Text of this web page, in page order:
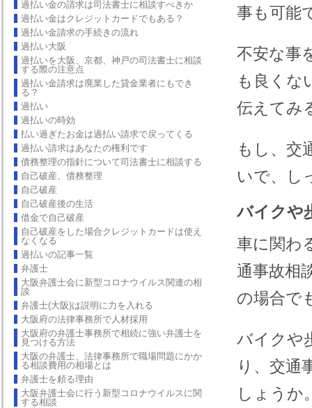
過払い金の請求は司法書士に相談すべきか
過払い金はクレジットカードでもある？
過払い金請求の手続きの流れ
過払い大阪
過払いを大阪、京都、神戸の司法書士に相談
する際の注意点
過払い金請求は廃業した貸金業者にもでき
る？
過払い
過払いの時効
払い過ぎたお金は過払い請求で戻ってくる
過払い請求はあなたの権利です
債務整理の指針について司法書士に相談する
自己破産、債務整理
自己破産
自己破産後の生活
借金で自己破産
自己破産をした場合クレジットカードは使え
なくなる
過払いの記事一覧
弁護士
大阪弁護士会に新型コロナウイルス関連の相
談
弁護士(大阪)は説明に力を入れる
大阪府の法律事務所で人材採用
大阪府の弁護士事務所で相続に強い弁護士を
見つける方法
大阪の弁護士、法律事務所で職場問題にかか
る相談費用の相場とは
弁護士を頼る理由
大阪弁護士会に行う新型コロナウイルスに関
する相談
事も可能
不安な事
も良くな
伝えてみ
もし、交
いで、し
バイクや
車に関わ
通事故相
の場合で
バイクや
り、交通
しょうか